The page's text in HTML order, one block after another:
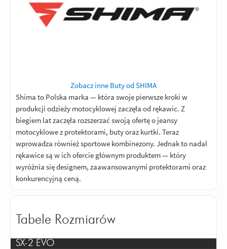
Zobacz inne Buty od SHIMA
Shima to Polska marka — która swoje pierwsze kroki w
produkcji odzieży motocyklowej zaczęła od rękawic. Z
biegiem lat zaczęła rozszerzać swoją ofertę o jeansy
motocyklowe z protektorami, buty oraz kurtki. Teraz
wprowadza również sportowe kombinezony. Jednak to nadal
rękawice są w ich ofercie głównym produktem — który
wyróżnia się designem, zaawansowanymi protektorami oraz
konkurencyjną ceną.
Tabele Rozmiarów
SX-2 EVO